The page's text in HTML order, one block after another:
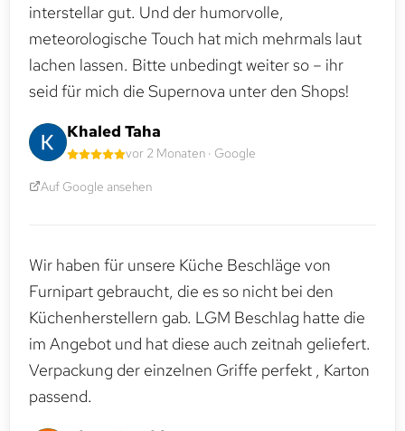
interstellar gut. Und der humorvolle,
meteorologische Touch hat mich mehrmals laut
lachen lassen. Bitte unbedingt weiter so – ihr
seid für mich die Supernova unter den Shops!
Khaled Taha
vor 2 Monaten · Google
Auf Google ansehen
Wir haben für unsere Küche Beschläge von
Furnipart gebraucht, die es so nicht bei den
Küchenherstellern gab. LGM Beschlag hatte die
im Angebot und hat diese auch zeitnah geliefert.
Verpackung der einzelnen Griffe perfekt , Karton
passend.